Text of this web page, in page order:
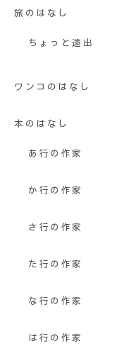
旅のはなし
ちょっと遠出
ワンコのはなし
本のはなし
あ行の作家
か行の作家
さ行の作家
た行の作家
な行の作家
は行の作家